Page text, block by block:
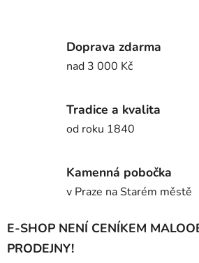
Doprava zdarma
nad 3 000 Kč
Tradice a kvalita
od roku 1840
Kamenná pobočka
v Praze na Starém městě
E-SHOP NENÍ CENÍKEM
PRODEJNY!